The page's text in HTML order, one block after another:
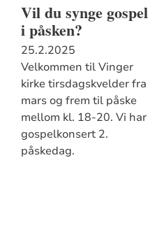
Vil du synge gospel
i påsken?
25.2.2025
Velkommen til Vinger
kirke tirsdagskvelder fra
mars og frem til påske
mellom kl. 18-20. Vi har
gospelkonsert 2.
påskedag.